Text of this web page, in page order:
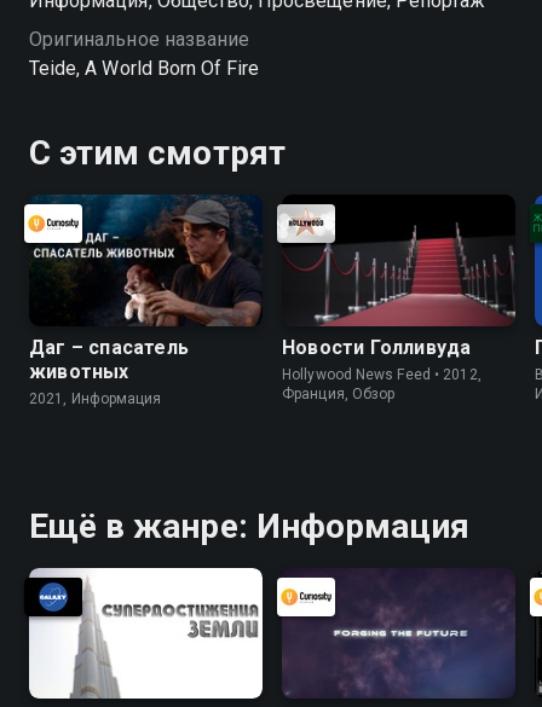
Оригинальное название
Teide, A World Born Of Fire
С этим смотрят
Даг – спасатель
животных
2021, Информация
Новости Голливуда
Hollywood News Feed • 2012,
Франция, Обзор
Ещё в жанре: Информация